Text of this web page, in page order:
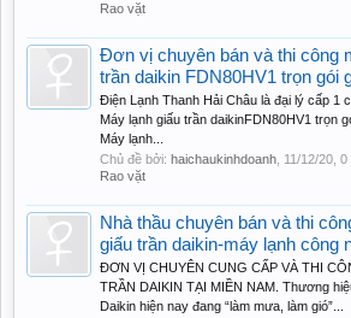
Rao vặt
Đơn vị chuyên bán và thi công
trần daikin FDN80HV1 trọn gói
Điện Lạnh Thanh Hải Châu là đại lý cấp 1
Máy lạnh giấu trần daikinFDN80HV1 trọn
Máy lạnh...
Chủ đề bởi: haichaukinhdoanh 11/12/20 ,
Rao vặt
Nhà thầu chuyên bán và thi
giấu trần daikin-máy lạnh công
ĐƠN VỊ CHUYÊN CUNG CẤP VÀ THI
TRẦN DAIKIN TẠI MIỀN NAM. Thương
Daikin hiện nay đang “làm mưa, làm gió”...